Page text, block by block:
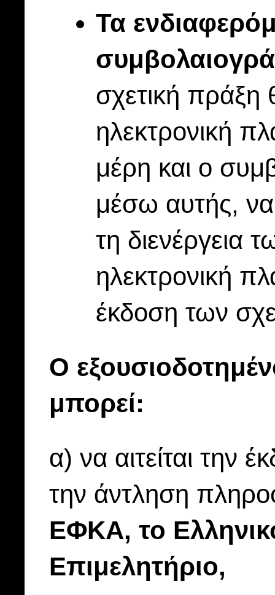
Τα
σχετική πράξη
ηλεκτρονική
μέρη και ο
μέσω αυτής, να
τη διενέργεια
ηλεκτρονική
έκδοση των
Ο
μπορεί:
α) να αιτείται την
την άντληση
ΕΦΚΑ, το
Επιμελητήριο,